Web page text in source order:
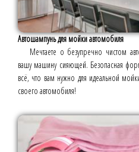
Автошампунь для мойки автомобиля
Мечтаете о безупречно чистом
вашу машину сияющей. Безопасная
всё, что вам нужно для идеальной
своего автомобиля!